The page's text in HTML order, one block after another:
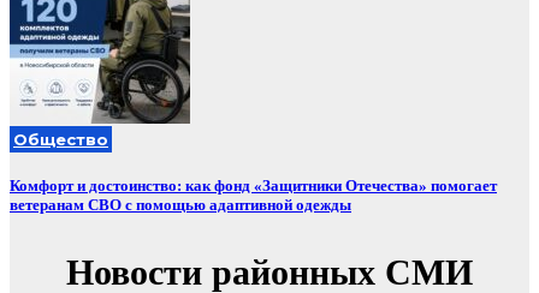
Общество
Комфорт и достоинство: как фонд «Защитники Отечества» помогает
ветеранам СВО с помощью адаптивной одежды